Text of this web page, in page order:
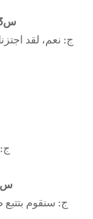
س3. هل تختبر جميع العناصر قبل الشحن ؟
س5. كيف أضمن طلبي بعد تقديم الطلب؟
ج: سنقوم بتتبع